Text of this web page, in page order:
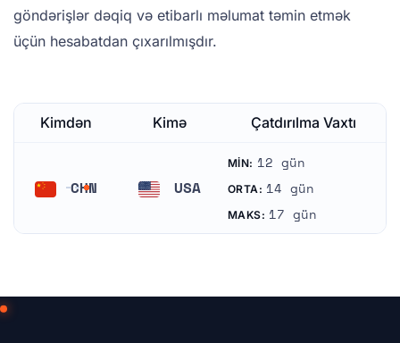
göndərişlər dəqiq və etibarlı məlumat təmin etmək
üçün hesabatdan çıxarılmışdır.
Kimdən Kimə Çatdırılma Vaxtı
CHN USA
Amerika Birləşmiş Ştatları
MIN: 12 gün
ORTA: 14 gün
MAKS: 17 gün